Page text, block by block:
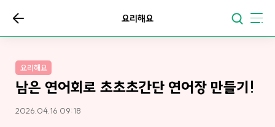
요리해요
요리해요
남은 연어회로 초초초간단 연어장 만들기!
2026.04.16 09:18